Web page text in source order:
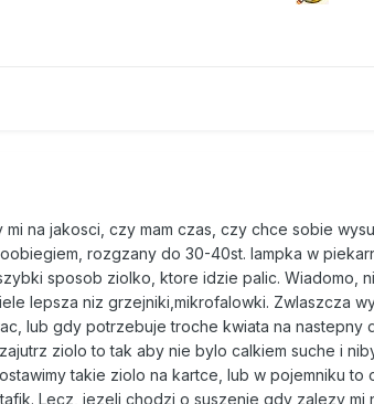
na jakosci, czy mam czas, czy chce sobie
rozgzany do 30-40st. lampka w
sposob ziolko, ktore idzie palic. Wiadomo,
lepsza niz grzejniki,mikrofalowki. Zwlaszcza
lub gdy potrzebuje troche kwiata na nastepny
ziolo to tak aby nie bylo calkiem suche i
takie ziolo na kartce, lub w pojemniku to
Lecz, jezeli chodzi o suszenie gdy zalezy mi